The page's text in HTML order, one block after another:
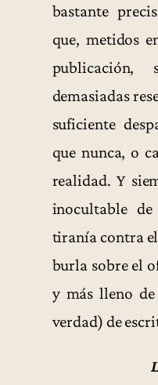
bastante
que, metidos
publicación,
demasiadas
suficiente
que nunca, o
realidad. Y
inocultable
tiranía contra
burla sobre el
y más lleno
verdad) de